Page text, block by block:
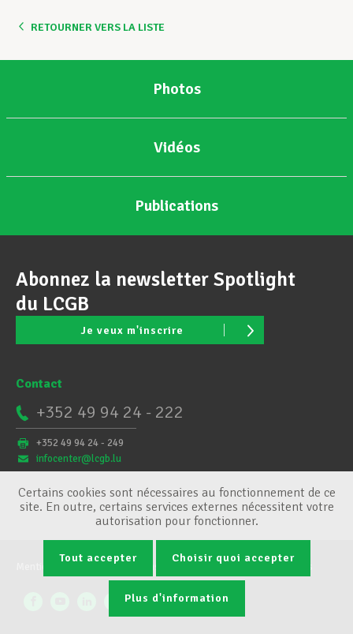
RETOURNER VERS LA LISTE
Photos
Vidéos
Publications
Abonnez la newsletter Spotlight
du LCGB
Je veux m'inscrire
Contact
+352 49 94 24 - 222
+352 49 94 24 - 249
infocenter@lcgb.lu
Conditions générales Gestion des cookies
Certains cookies sont nécessaires au fonctionnement de ce
site. En outre, certains services externes nécessitent votre
autorisation pour fonctionner.
Tout accepter Choisir quoi accepter
Plus d'information